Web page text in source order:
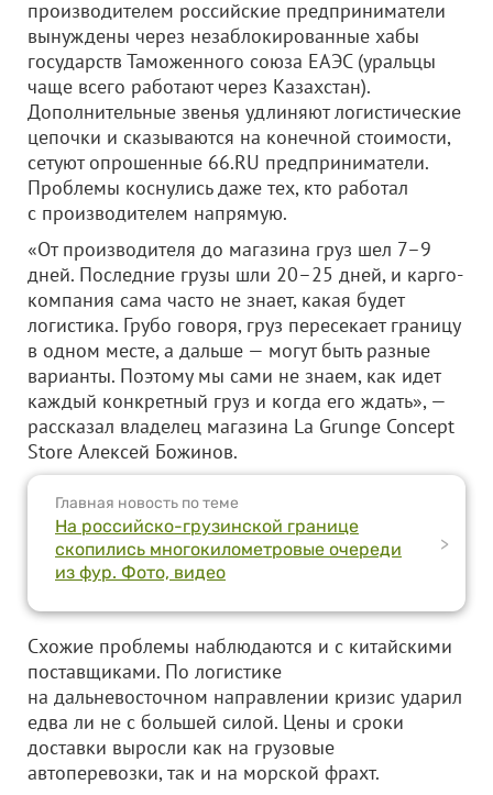
производителем российские предприниматели
вынуждены через незаблокированные хабы
государств Таможенного союза ЕАЭС (уральцы
чаще всего работают через Казахстан).
Дополнительные звенья удлиняют логистические
цепочки и сказываются на конечной стоимости,
сетуют опрошенные 66.RU предприниматели.
Проблемы коснулись даже тех, кто работал
с производителем напрямую.
«От производителя до магазина груз шел 7–9
дней. Последние грузы шли 20–25 дней, и карго-
компания сама часто не знает, какая будет
логистика. Грубо говоря, груз пересекает границу
в одном месте, а дальше — могут быть разные
варианты. Поэтому мы сами не знаем, как идет
каждый конкретный груз и когда его ждать», —
рассказал владелец магазина La Grunge Concept
Store Алексей Божинов.
Главная новость по теме
На российско-грузинской границе
скопились многокилометровые очереди
из фур. Фото, видео
>
Схожие проблемы наблюдаются и с китайскими
поставщиками. По логистике
на дальневосточном направлении кризис ударил
едва ли не с большей силой. Цены и сроки
доставки выросли как на грузовые
автоперевозки, так и на морской фрахт.